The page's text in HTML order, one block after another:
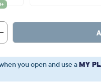
you open and use aMY